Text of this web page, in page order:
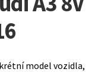
model vozidla,